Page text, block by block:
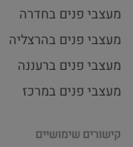
מעצבי פנים בחדרה
מעצבי פנים בהרצליה
מעצבי פנים ברעננה
מעצבי פנים במרכז
קישורים שימושיים